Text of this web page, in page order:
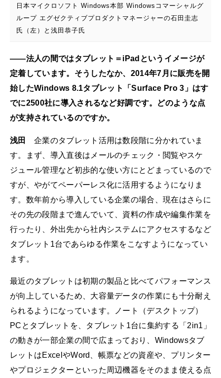
日本マイクロソフト Windows本部 Windowsコマーシャルグ
ループ エグゼクティブプロダクトマネージャーの石田圭志
氏（左）と浅田恭子氏
――法人の間ではタブレット＝iPadというイメージが
定着しています。そうしたなか、2014年7月に販売を開
始したWindows 8.1タブレット「Surface Pro 3」はす
でに2500社に導入されるなど好調です。どのような点
が支持されているのですか。
浅田
企業のタブレット活用は数段階に分かれていま
す。まず、導入直後はメールのチェック・閲覧やスケ
ジュール管理など初歩的な使い方にとどまっているので
すが、やがてペーパーレス化に活用するようになりま
す。数年前から導入している企業の場合、現在はさらに
その先の段階まで進んでいて、資料の作成や編集作業を
行ったり、外出先から社内システムにアクセスするなど
タブレット1台であらゆる作業をこなすようになってい
ます。
最近のタブレットは初期の製品と比べてパフォーマンス
が向上しているため、大容量データの作業にも十分耐え
られるようになっています。ノート（デスクトップ）
PCとタブレットを、タブレット1台に集約する「2in1」
の動きが一部企業の間で広まっており、Windowsタブ
レットはExcelやWord、帳票などの資産や、プリンター
やプロジェクターといった周辺機器をそのまま使える点